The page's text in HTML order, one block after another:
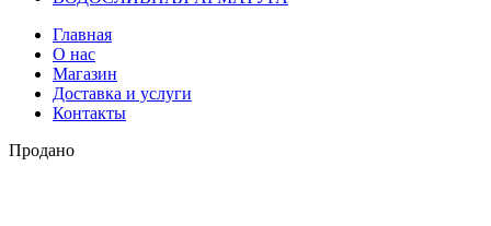
Главная
О нас
Магазин
Доставка и услуги
Контакты
Продано